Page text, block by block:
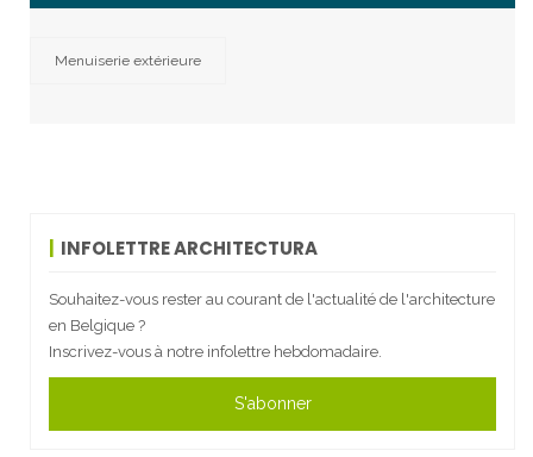
Menuiserie extérieure
INFOLETTRE ARCHITECTURA
Souhaitez-vous rester au courant de l'actualité de l'architecture
en Belgique ?
Inscrivez-vous à notre infolettre hebdomadaire.
S'abonner